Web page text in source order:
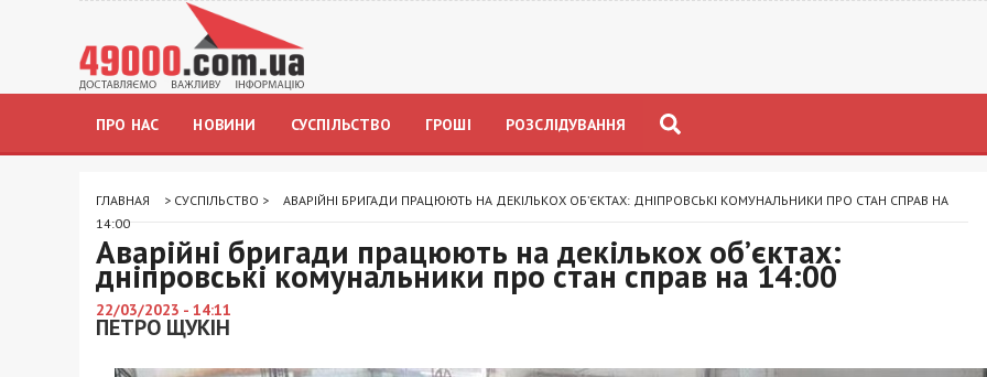
ПРО НАС НОВИНИ СУСПІЛЬСТВО ГРОШІ РОЗСЛІДУВАННЯ
ГЛАВНАЯ > СУСПІЛЬСТВО >
АВАРІЙНІ БРИГАДИ ПРАЦЮЮТЬ НА ДЕКІЛЬКОХ ОБ’ЄКТАХ: ДНІПРОВСЬКІ КОМУНАЛЬНИКИ ПРО СТАН СПРАВ НА
14:00
Аварійні бригади працюють на декількох об’єктах:
дніпровські комунальники про стан справ на 14:00
22/03/2023 - 14:11
ПЕТРО ЩУКІН